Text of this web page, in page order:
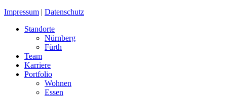
Impressum | Datenschutz
Standorte
Nürnberg
Fürth
Team
Karriere
Portfolio
Wohnen
Essen